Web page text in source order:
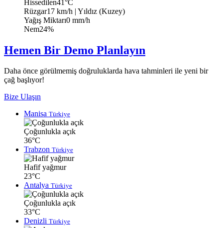
Hissedilen41°C
Rüzgar17 km/h | Yıldız (Kuzey)
Yağış Miktarı0 mm/h
Nem24%
Hemen Bir Demo Planlayın
Daha önce görülmemiş doğruluklarda hava tahminleri ile yeni bir
çağ başlıyor!
Bize Ulaşın
Manisa Türkiye
Çoğunlukla açık
36°C
Trabzon Türkiye
Hafif yağmur
23°C
Antalya Türkiye
Çoğunlukla açık
33°C
Denizli Türkiye